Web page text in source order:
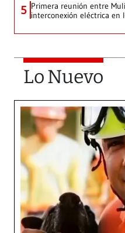
5 Primera reunión entre
interconexión eléctrica en
Lo Nuevo